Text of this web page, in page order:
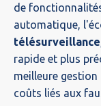
de
automatique,
télésurveillance
rapide et plus
meilleure
coûts liés aux